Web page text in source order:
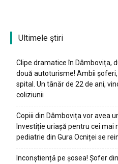
Ultimele ştiri
Clipe dramatice în Dâmbovița,
două autoturisme! Ambii
spital. Un tânăr de 22 de ani,
coliziunii
Copiii din Dâmbovița vor avea
Investiție uriașă pentru cei mai
pediatrie din Gura Ocniței se
Inconștiență pe șosea! Șofer